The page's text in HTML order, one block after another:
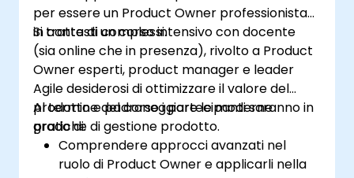
per essere un Product Owner professionista
in contesti complessi.
Si tratta di un corso intensivo con docente
(sia online che in presenza), rivolto a Product
Owner esperti, product manager e leader
Agile desiderosi di ottimizzare il valore del
prodotto e padroneggiare le moderne
pratiche di gestione prodotto.
Al termine del corso i partecipanti saranno in
grado di:
Comprendere approcci avanzati nel
ruolo di Product Owner e applicarli nella